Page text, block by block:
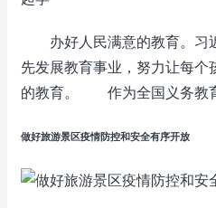
办好人民满意的教育。习
先发展教育事业，努力让每个
的教育。 作为全国义务教
做好旅游景区疫情防控和安全有序开放